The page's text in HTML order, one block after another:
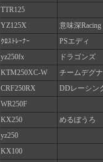
TTR125
YZ125X 意味深Racing
ｸﾛｽﾄﾚｰﾅｰ PSエディ
yz250fx ドラゴンズ
KTM250XC-W チームデグ
CRF250RX DDレーシン
WR250F
KX250 めるぼうろ
yz250
KX100